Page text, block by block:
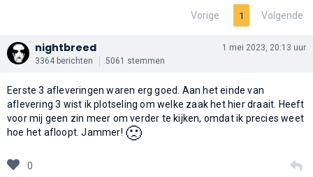
Vorige 1 Volgende
nightbreed
3364 berichten 5061 stemmen
1 mei 2023, 20:13 uur
Eerste 3 afleveringen waren erg goed. Aan het einde van
aflevering 3 wist ik plotseling om welke zaak het hier draait. Heeft
voor mij geen zin meer om verder te kijken, omdat ik precies weet
hoe het afloopt. Jammer! 🙁
0